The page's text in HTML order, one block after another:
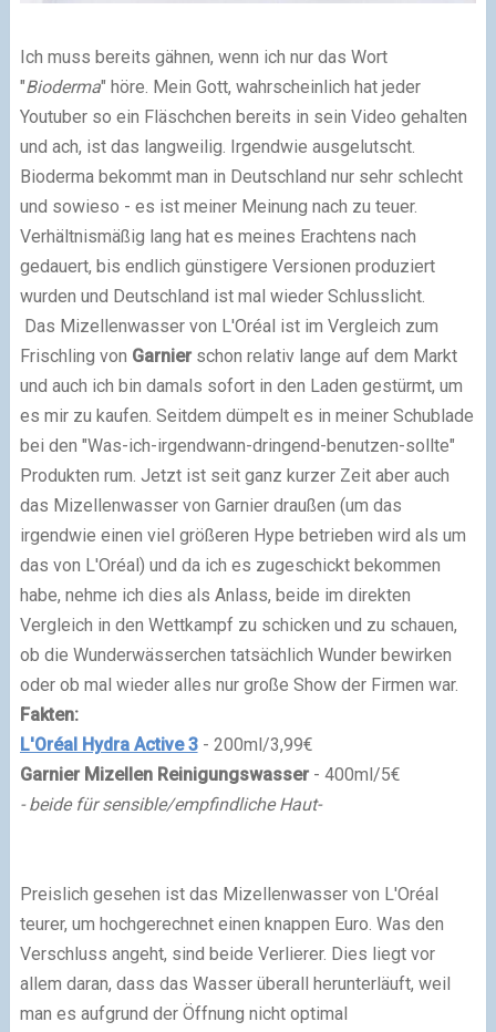
Ich muss bereits gähnen, wenn ich nur das Wort
"Bioderma" höre. Mein Gott, wahrscheinlich hat jeder
Youtuber so ein Fläschchen bereits in sein Video gehalten
und ach, ist das langweilig. Irgendwie ausgelutscht.
Bioderma bekommt man in Deutschland nur sehr schlecht
und sowieso - es ist meiner Meinung nach zu teuer.
Verhältnismäßig lang hat es meines Erachtens nach
gedauert, bis endlich günstigere Versionen produziert
wurden und Deutschland ist mal wieder Schlusslicht.
Das Mizellenwasser von L'Oréal ist im Vergleich zum
Frischling von Garnierschon relativ lange auf dem Markt
und auch ich bin damals sofort in den Laden gestürmt, um
es mir zu kaufen. Seitdem dümpelt es in meiner Schublade
bei den "Was-ich-irgendwann-dringend-benutzen-sollte"
Produkten rum. Jetzt ist seit ganz kurzer Zeit aber auch
das Mizellenwasser von Garnier draußen (um das
irgendwie einen viel größeren Hype betrieben wird als um
das von L'Oréal) und da ich es zugeschickt bekommen
habe, nehme ich dies als Anlass, beide im direkten
Vergleich in den Wettkampf zu schicken und zu schauen,
ob die Wunderwässerchen tatsächlich Wunder bewirken
oder ob mal wieder alles nur große Show der Firmen war.
Fakten:
L'Oréal Hydra Active 3- 200ml/3,99€
Garnier Mizellen Reinigungswasser- 400ml/5€
- beide für sensible/empfindliche Haut-
Preislich gesehen ist das Mizellenwasser von L'Oréal
teurer, um hochgerechnet einen knappen Euro. Was den
Verschluss angeht, sind beide Verlierer. Dies liegt vor
allem daran, dass das Wasser überall herunterläuft, weil
man es aufgrund der Öffnung nicht optimal